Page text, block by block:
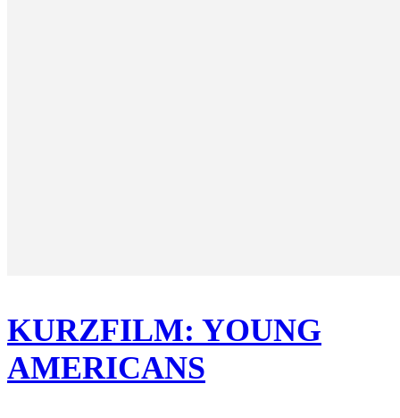
KURZFILM: YOUNG
AMERICANS